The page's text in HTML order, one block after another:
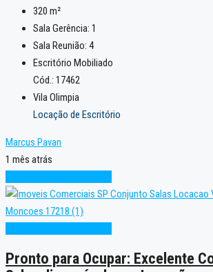
320 m²
Sala Gerência: 1
Sala Reunião: 4
Escritório Mobiliado
Cód.: 17462
Vila Olimpia
Locação de Escritório
Marcus Pavan
1 mês atrás
Pronto para Ocupar: Excelente